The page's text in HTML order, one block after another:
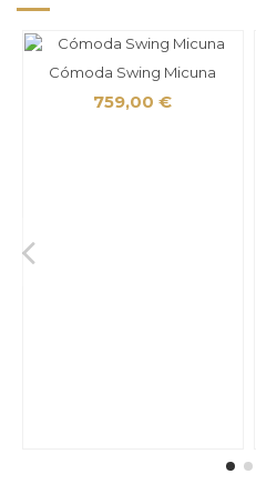
Cómoda Swing Micuna
759,00 €